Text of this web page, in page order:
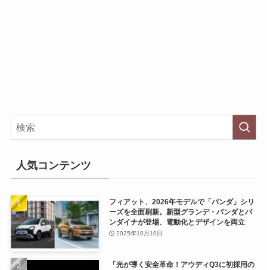
人気コンテンツ
フィアット、2026年モデルで「パンダ」シリ
ーズを全面刷新。新型グランデ・パンダとパ
ンダイナが登場、電動化とデザインを両立
2025年10月10日
「光が導く安全革命！アウディQ3に初採用の